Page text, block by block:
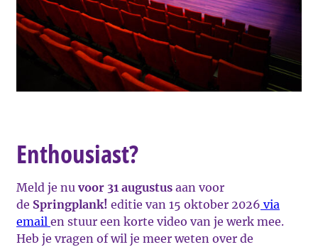
Enthousiast?
Meld je nu voor 31 augustus aan voor
de Springplank! editie van 15 oktober 2026 via
email en stuur een korte video van je werk mee.
Heb je vragen of wil je meer weten over de